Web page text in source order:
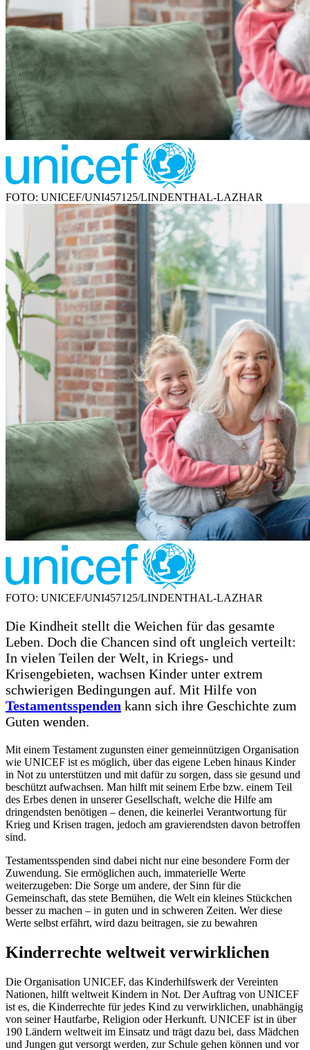
FOTO: UNICEF/UNI457125/LINDENTHAL-LAZHAR
FOTO: UNICEF/UNI457125/LINDENTHAL-LAZHAR
Die Kindheit stellt die Weichen für das gesamte
Leben. Doch die Chancen sind oft ungleich verteilt:
In vielen Teilen der Welt, in Kriegs- und
Krisengebieten, wachsen Kinder unter extrem
schwierigen Bedingungen auf. Mit Hilfe von
Testamentsspenden kann sich ihre Geschichte zum
Guten wenden.
Mit einem Testament zugunsten einer gemeinnützigen Organisation
wie UNICEF ist es möglich, über das eigene Leben hinaus Kinder
in Not zu unterstützen und mit dafür zu sorgen, dass sie gesund und
beschützt aufwachsen. Man hilft mit seinem Erbe bzw. einem Teil
des Erbes denen in unserer Gesellschaft, welche die Hilfe am
dringendsten benötigen – denen, die keinerlei Verantwortung für
Krieg und Krisen tragen, jedoch am gravierendsten davon betroffen
sind.
Testamentsspenden sind dabei nicht nur eine besondere Form der
Zuwendung. Sie ermöglichen auch, immaterielle Werte
weiterzugeben: Die Sorge um andere, der Sinn für die
Gemeinschaft, das stete Bemühen, die Welt ein kleines Stückchen
besser zu machen – in guten und in schweren Zeiten. Wer diese
Werte selbst erfährt, wird dazu beitragen, sie zu bewahren
Kinderrechte weltweit verwirklichen
Die Organisation UNICEF, das Kinderhilfswerk der Vereinten
Nationen, hilft weltweit Kindern in Not. Der Auftrag von UNICEF
ist es, die Kinderrechte für jedes Kind zu verwirklichen, unabhängig
von seiner Hautfarbe, Religion oder Herkunft. UNICEF ist in über
190 Ländern weltweit im Einsatz und trägt dazu bei, dass Mädchen
und Jungen gut versorgt werden, zur Schule gehen können und vor